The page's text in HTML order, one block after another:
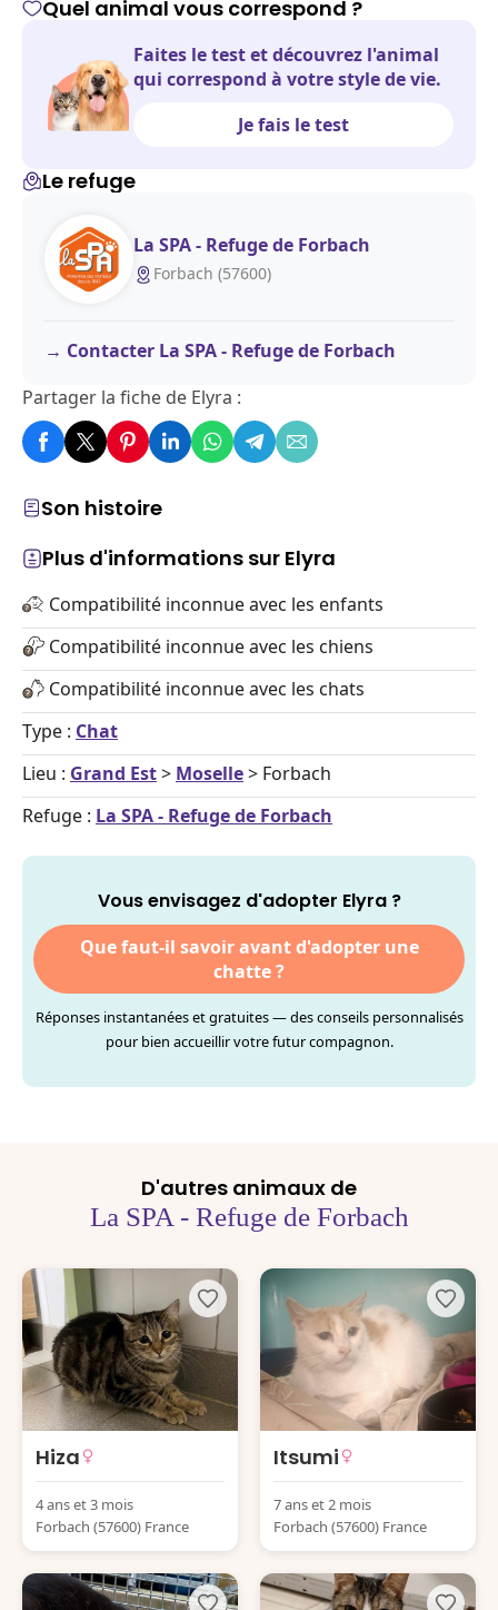
Son histoire
Plus d'informations sur Elyra
Compatibilité inconnue avec les enfants
Compatibilité inconnue avec les chiens
Compatibilité inconnue avec les chats
Type : Chat
Lieu : Grand Est> Moselle> Forbach
Refuge : La SPA - Refuge de Forbach
Vous envisagez d'adopter Elyra ?
Que faut-il savoir avant d'adopter une
chatte ?
Réponses instantanées et gratuites — des conseils personnalisés
pour bien accueillir votre futur compagnon.
Quel animal vous correspond ?
Faites le test et découvrez l'animal
qui correspond à votre style de vie.
Je fais le test
Le refuge
La SPA - Refuge de Forbach
Forbach (57600)
Contacter La SPA - Refuge de Forbach
Partager la fiche de Elyra :
D'autres animaux de
La SPA - Refuge de Forbach
Hiza
4 ans et 3 mois
Forbach (57600) France
Itsumi
7 ans et 2 mois
Forbach (57600) France